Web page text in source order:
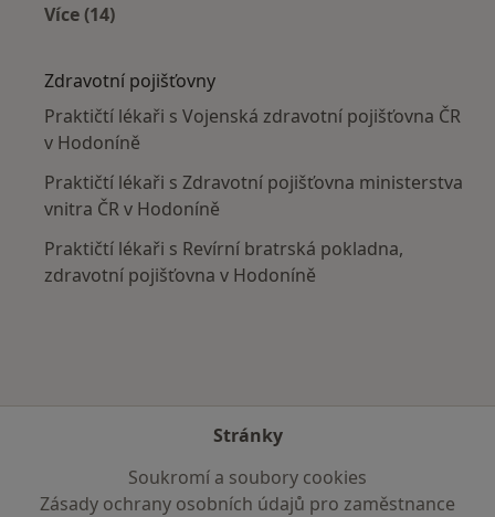
Více (14)
Zdravotní pojišťovny
Praktičtí lékaři s Vojenská zdravotní pojišťovna ČR
v Hodoníně
Praktičtí lékaři s Zdravotní pojišťovna ministerstva
vnitra ČR v Hodoníně
Praktičtí lékaři s Revírní bratrská pokladna,
zdravotní pojišťovna v Hodoníně
Stránky
Soukromí a soubory cookies
Zásady ochrany osobních údajů pro zaměstnance